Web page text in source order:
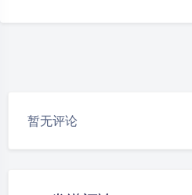
夜间模式
暂无评论